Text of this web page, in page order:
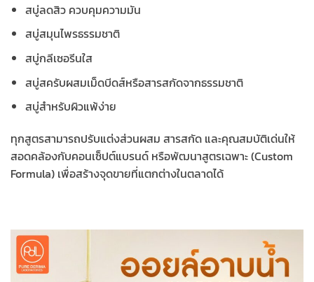
สบู่ลดสิว ควบคุมความมัน
สบู่สมุนไพรธรรมชาติ
สบู่กลีเซอรีนใส
สบู่สครับผสมเม็ดบีดส์หรือสารสกัดจากธรรมชาติ
สบู่สำหรับผิวแพ้ง่าย
ทุกสูตรสามารถปรับแต่งส่วนผสม สารสกัด และคุณสมบัติเด่นให้
สอดคล้องกับคอนเซ็ปต์แบรนด์ หรือพัฒนาสูตรเฉพาะ (Custom
Formula) เพื่อสร้างจุดขายที่แตกต่างในตลาดได้